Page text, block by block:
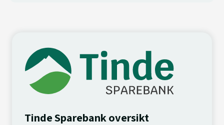
Tinde Sparebank oversikt